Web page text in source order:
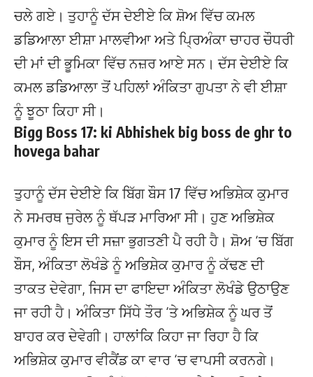
ਚਲੇ ਗਏ। ਤੁਹਾਨੂੰ ਦੱਸ ਦੇਈਏ ਕਿ ਸ਼ੋਅ ਵਿੱਚ ਕਮਲ
ਡਡਿਆਲਾ ਈਸ਼ਾ ਮਾਲਵੀਆ ਅਤੇ ਪ੍ਰਿਅੰਕਾ ਚਾਹਰ ਚੌਧਰੀ
ਦੀ ਮਾਂ ਦੀ ਭੂਮਿਕਾ ਵਿੱਚ ਨਜ਼ਰ ਆਏ ਸਨ। ਦੱਸ ਦੇਈਏ ਕਿ
ਕਮਲ ਡਡਿਆਲਾ ਤੋਂ ਪਹਿਲਾਂ ਅੰਕਿਤਾ ਗੁਪਤਾ ਨੇ ਵੀ ਈਸ਼ਾ
ਨੂੰ ਝੂਠਾ ਕਿਹਾ ਸੀ।
Bigg Boss 17: ki Abhishek big boss de ghr to
hovega bahar
ਤੁਹਾਨੂੰ ਦੱਸ ਦੇਈਏ ਕਿ ਬਿੱਗ ਬੌਸ 17 ਵਿੱਚ ਅਭਿਸ਼ੇਕ ਕੁਮਾਰ
ਨੇ ਸਮਰਥ ਜੁਰੇਲ ਨੂੰ ਥੱਪੜ ਮਾਰਿਆ ਸੀ। ਹੁਣ ਅਭਿਸ਼ੇਕ
ਕੁਮਾਰ ਨੂੰ ਇਸ ਦੀ ਸਜ਼ਾ ਭੁਗਤਣੀ ਪੈ ਰਹੀ ਹੈ। ਸ਼ੋਅ ‘ਚ ਬਿੱਗ
ਬੌਸ, ਅੰਕਿਤਾ ਲੋਖੰਡੇ ਨੂੰ ਅਭਿਸ਼ੇਕ ਕੁਮਾਰ ਨੂੰ ਕੱਢਣ ਦੀ
ਤਾਕਤ ਦੇਵੇਗਾ, ਜਿਸ ਦਾ ਫਾਇਦਾ ਅੰਕਿਤਾ ਲੋਖੰਡੇ ਉਠਾਉਣ
ਜਾ ਰਹੀ ਹੈ। ਅੰਕਿਤਾ ਸਿੱਧੇ ਤੌਰ ‘ਤੇ ਅਭਿਸ਼ੇਕ ਨੂੰ ਘਰ ਤੋਂ
ਬਾਹਰ ਕਰ ਦੇਵੇਗੀ। ਹਾਲਾਂਕਿ ਕਿਹਾ ਜਾ ਰਿਹਾ ਹੈ ਕਿ
ਅਭਿਸ਼ੇਕ ਕੁਮਾਰ ਵੀਕੈਂਡ ਕਾ ਵਾਰ ‘ਚ ਵਾਪਸੀ ਕਰਨਗੇ।